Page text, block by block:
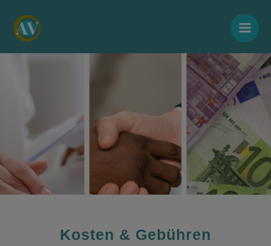
Inhalt
springen
Kosten & Gebühren